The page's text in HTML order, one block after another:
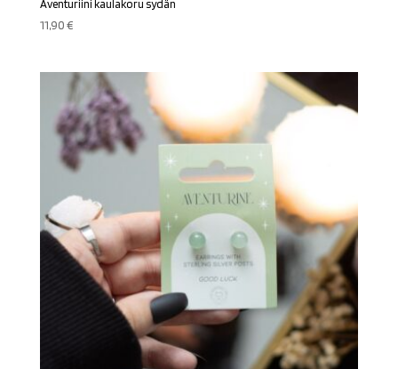
Aventuriini kaulakoru sydän
11,90€